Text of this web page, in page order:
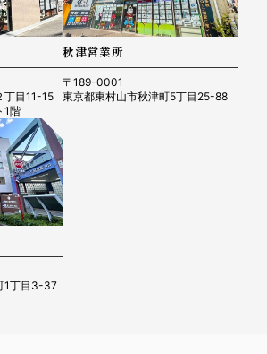
丁目11-15
1階
秋津営業所
〒189-0001
東京都東村山市秋津町5丁目25-88
1丁目3-37